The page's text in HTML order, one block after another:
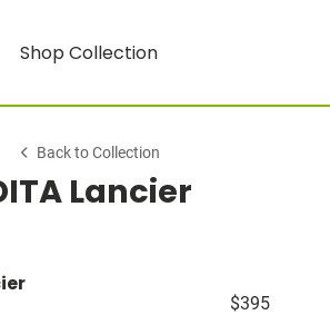
Shop Collection
Back to Collection
Lancier
$395